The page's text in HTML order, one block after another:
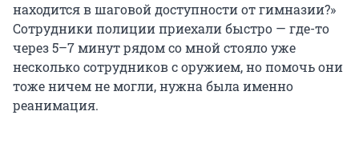
находится в шаговой доступности от гимназии?»
Сотрудники полиции приехали быстро — где-то
через 5–7 минут рядом со мной стояло уже
несколько сотрудников с оружием, но помочь они
тоже ничем не могли, нужна была именно
реанимация.